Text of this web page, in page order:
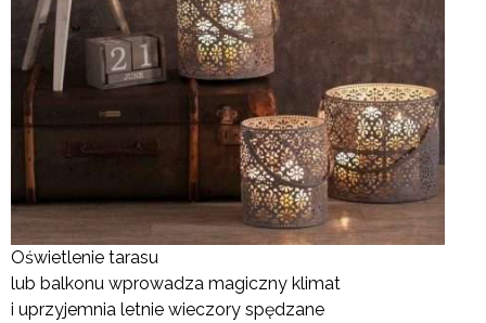
Oświetlenie tarasu
lub balkonu wprowadza magiczny klimat
i uprzyjemnia letnie wieczory spędzane